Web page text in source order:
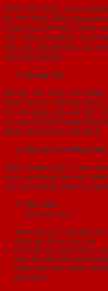
Nước sơn được xử lý
bề mặt thép. Điều này giúp
trạng thái tốt nhất. Tránh
cao. Màu sơn được xử lý
màu sắc vân gỗ được lựa
nội thất thiết kế.
Khung cửa
Khung cửa được làm
được làm từ chất liệu thép
1,5 mm giúp chịu lực tốt.
và hạn chế tình trạng lỏng
được đóng mở em dễ dàng.
Ron cao su chống cháy
Joint chống cháy có tác
cánh và khung bao, khi
cho lửa và khói thoát ra
Phụ kiện:
phụ kiện như:
Tay co thủy lực ( tay đẩy hơi),
Khóa, bản lề, tay nắm cửa
Phụ kiện lựa chọn thêm:
thần, tay nắm cửa, chuông
thoát hiểm đơn, thanh
phía dưới)